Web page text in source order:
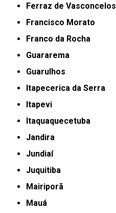
Ferraz de Vasconcelos
Francisco Morato
Franco da Rocha
Guararema
Guarulhos
Itapecerica da Serra
Itapevi
Itaquaquecetuba
Jandira
Jundiaí
Juquitiba
Mairiporã
Mauá